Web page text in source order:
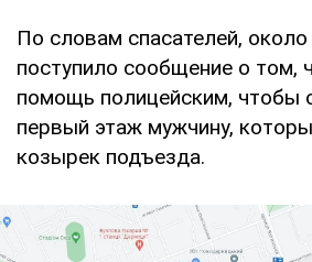
По словам спасателей,
поступило сообщение о том,
помощь полицейским, чтобы
первый этаж мужчину,
козырек подъезда.